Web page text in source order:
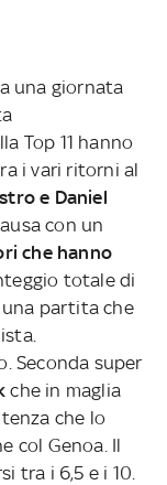
una giornata
Top 11 hanno
i vari ritorni al
e Daniel
con un
che hanno
totale di
partita che
Seconda super
che in maglia
che lo
col Genoa. Il
tra i 6,5 e i 10.